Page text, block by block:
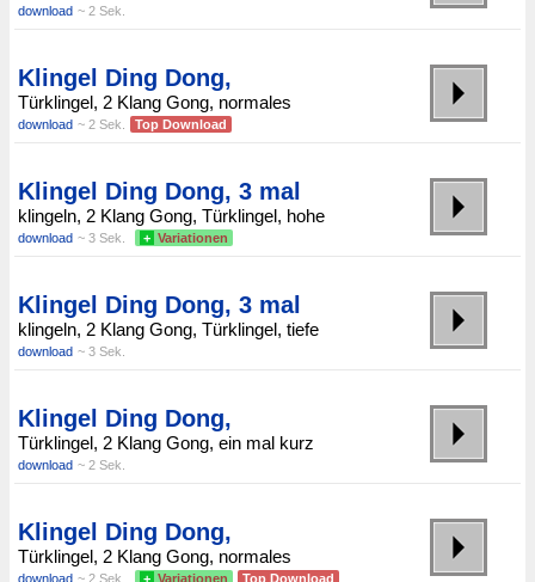
download ~ 2 Sek.
Klingel Ding Dong,
Türklingel, 2 Klang Gong, normales
download ~ 2 Sek. Top Download
Klingel Ding Dong, 3 mal
klingeln, 2 Klang Gong, Türklingel, hohe
download ~ 3 Sek. + Variationen
Klingel Ding Dong, 3 mal
klingeln, 2 Klang Gong, Türklingel, tiefe
download ~ 3 Sek.
Klingel Ding Dong,
Türklingel, 2 Klang Gong, ein mal kurz
download ~ 2 Sek.
Klingel Ding Dong,
Türklingel, 2 Klang Gong, normales
download ~ 2 Sek. + Variationen Top Download